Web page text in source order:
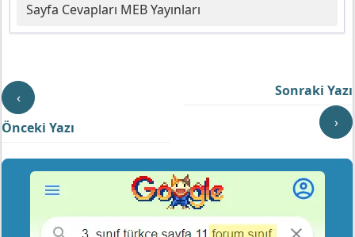
Sayfa Cevapları MEB Yayınları
‹
Önceki Yazı
Sonraki Yazı
›